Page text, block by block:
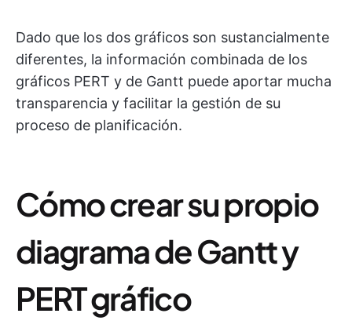
Dado que los dos gráficos son sustancialmente
diferentes, la información combinada de los
gráficos PERT y de Gantt puede aportar mucha
transparencia y facilitar la gestión de su
proceso de planificación.
Cómo crear su propio
diagrama de Gantt y
PERT gráfico